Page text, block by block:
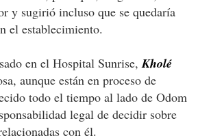
y sugirió incluso que se quedaría
el establecimiento.
en el Hospital Sunrise, Kholé
aunque están en proceso de
todo el tiempo al lado de Odom
legal de decidir sobre
con él.